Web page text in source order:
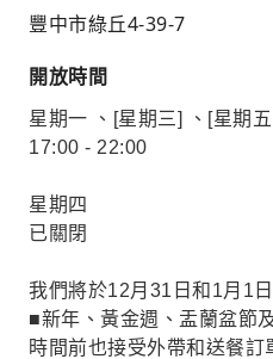
豐中市綠丘4-39-7
開放時間
星期一 、[星期三] 、[星期
17:00 - 22:00
星期四
已關閉
我們將於12月31日和1月1日
■新年、黃金週、盂蘭盆節
時間前也接受外帶和送餐訂